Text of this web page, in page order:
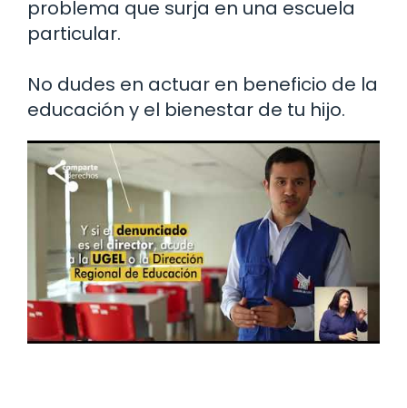
problema que surja en una escuela
particular.
No dudes en actuar en beneficio de la
educación y el bienestar de tu hijo.